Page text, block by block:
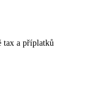
tax a příplatků